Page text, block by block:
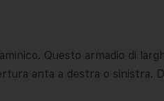
Questo armadio di
anta a destra o sinistra.